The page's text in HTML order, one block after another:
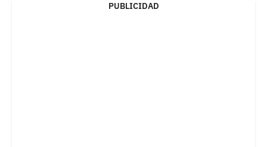
PUBLICIDAD